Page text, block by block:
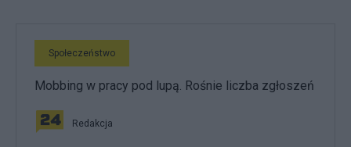
Społeczeństwo
Mobbing w pracy pod lupą. Rośnie liczba zgłoszeń
Redakcja